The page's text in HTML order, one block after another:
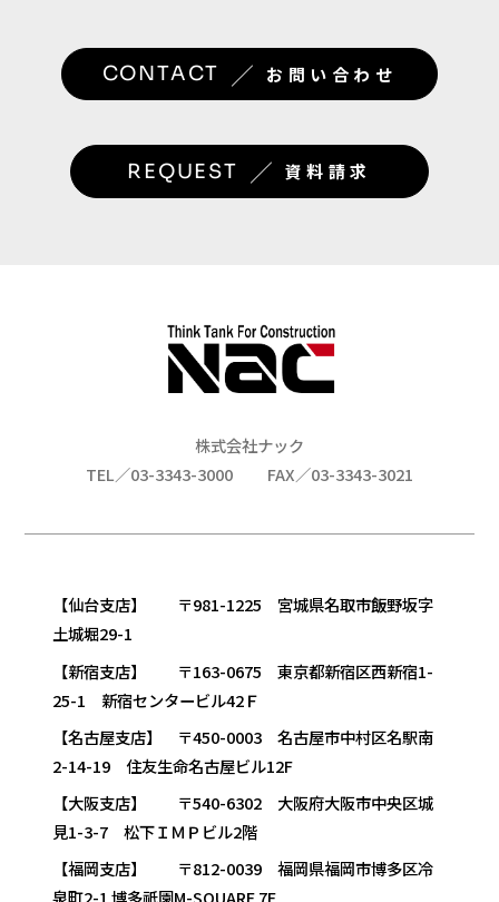
CONTACT ／ お問い合わせ
REQUEST ／ 資料請求
株式会社ナック
TEL／03-3343-3000
FAX／03-3343-3021
【仙台支店】 〒981-1225 宮城県名取市飯野坂字
土城堀29-1
【新宿支店】 〒163-0675 東京都新宿区西新宿1-
25-1 新宿センタービル42Ｆ
【名古屋支店】 〒450-0003 名古屋市中村区名駅南
2-14-19 住友生命名古屋ビル12F
【大阪支店】 〒540-6302 大阪府大阪市中央区城
見1-3-7 松下ＩＭＰビル2階
【福岡支店】 〒812-0039 福岡県福岡市博多区冷
泉町2-1 博多祇園M-SQUARE 7F